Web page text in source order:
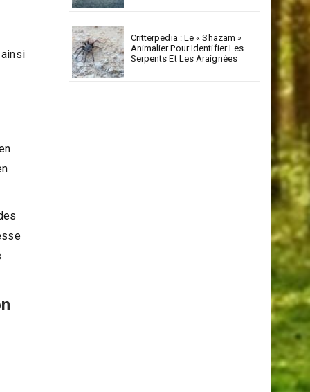
ainsi
Critterpedia : Le « Shazam »
Animalier Pour Identifier Les
Serpents Et Les Araignées